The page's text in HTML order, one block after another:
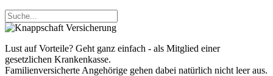
Lust auf Vorteile? Geht ganz einfach - als Mitglied einer
gesetzlichen Krankenkasse.
Familienversicherte Angehörige gehen dabei natürlich nicht leer aus.